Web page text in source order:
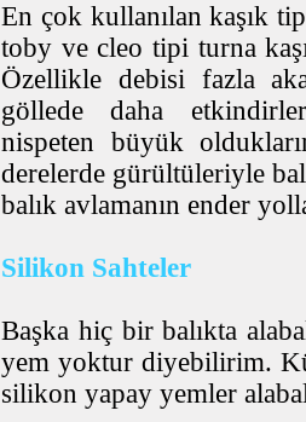
En çok kullanılan kaşık
toby ve cleo tipi turna
Özellikle debisi fazla
göllede daha
nispeten büyük
derelerde gürültüleriyle
balık avlamanın ender
Silikon Sahteler
Başka hiç bir balıkta
yem yoktur diyebilirim.
silikon yapay yemler